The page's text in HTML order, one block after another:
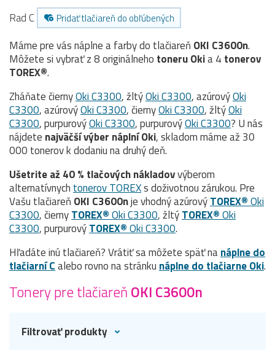
Rad C Pridať tlačiareň do obľúbených
Máme pre vás náplne a farby do tlačiareň OKI C3600n.
Môžete si vybrať z 8 originálneho toneruOkia 4 tonerov
TOREX®.
Zháňate čiernyOki C3300, žltýOki C3300, azúrovýOki
C3300, azúrovýOki C3300, čiernyOki C3300, žltýOki
C3300, purpurovýOki C3300, purpurovýOki C3300? U nás
nájdete najväčší výber náplní Oki, skladom máme až 30
000 tonerov k dodaniu na druhý deň.
Ušetrite až 40 % tlačových nákladovvýberom
alternatívnychtonerov TOREXs doživotnou zárukou. Pre
Vašu tlačiareň OKI C3600nje vhodný azúrovýTOREX®Oki
C3300, čiernyTOREX®Oki C3300, žltýTOREX®Oki
C3300, purpurovýTOREX®Oki C3300.
Hľadáte inú tlačiareň? Vrátiť sa môžete späť nanáplne do
tlačiarní Calebo rovno na stránkunáplne do tlačiarne Oki.
Tonery pre tlačiareň OKI C3600n
Filtrovať produkty